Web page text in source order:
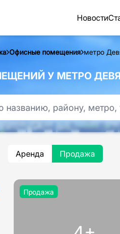
Новости
Офисные помещения метро
У МЕТРО
Аренда Продажа
Продажа